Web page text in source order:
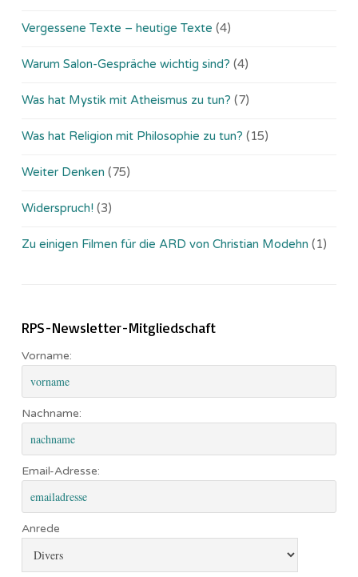
Vergessene Texte – heutige Texte (4)
Warum Salon-Gespräche wichtig sind? (4)
Was hat Mystik mit Atheismus zu tun? (7)
Was hat Religion mit Philosophie zu tun? (15)
Weiter Denken (75)
Widerspruch! (3)
Zu einigen Filmen für die ARD von Christian Modehn (1)
RPS-Newsletter-Mitgliedschaft
Vorname:
Nachname:
Email-Adresse:
Anrede